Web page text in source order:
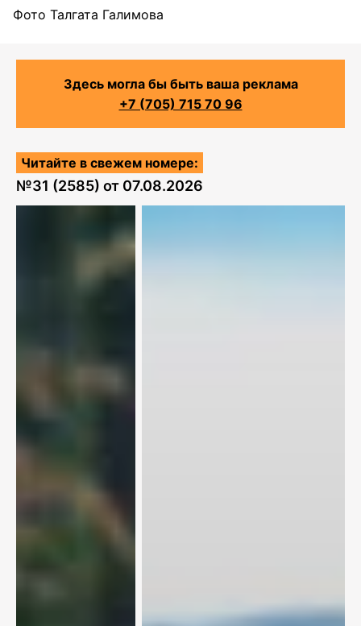
Фото Талгата Галимова
Здесь могла бы быть ваша реклама
+7 (705) 715 70 96
Читайте в свежем номере:
№31 (2585) от 07.08.2026